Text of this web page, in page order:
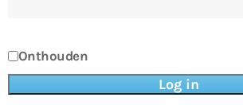
Onthouden